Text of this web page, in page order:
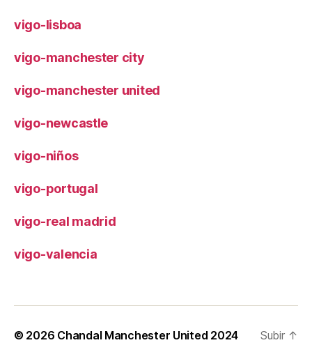
vigo-lisboa
vigo-manchester city
vigo-manchester united
vigo-newcastle
vigo-niños
vigo-portugal
vigo-real madrid
vigo-valencia
© 2026 Chandal Manchester United 2024
Subir ↑